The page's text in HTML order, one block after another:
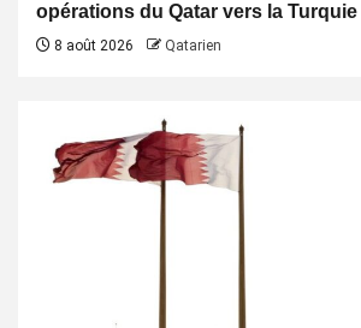
opérations du Qatar vers la Turquie
8 août 2026 Qatarien